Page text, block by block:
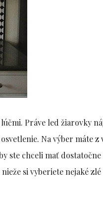
Práve led žiarovky
Na výber máte z
ste chceli mať dostatočne
si vyberiete nejaké zlé